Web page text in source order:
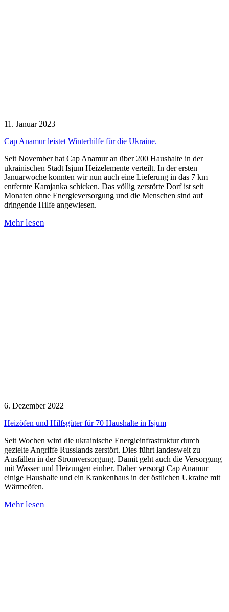
11. Januar 2023
Cap Anamur leistet Winterhilfe für die Ukraine.
Seit November hat Cap Anamur an über 200 Haushalte in der
ukrainischen Stadt Isjum Heizelemente verteilt. In der ersten
Januarwoche konnten wir nun auch eine Lieferung in das 7 km
entfernte Kamjanka schicken. Das völlig zerstörte Dorf ist seit
Monaten ohne Energieversorgung und die Menschen sind auf
dringende Hilfe angewiesen.
Mehr lesen
6. Dezember 2022
Heizöfen und Hilfsgüter für 70 Haushalte in Isjum
Seit Wochen wird die ukrainische Energieinfrastruktur durch
gezielte Angriffe Russlands zerstört. Dies führt landesweit zu
Ausfällen in der Stromversorgung. Damit geht auch die Versorgung
mit Wasser und Heizungen einher. Daher versorgt Cap Anamur
einige Haushalte und ein Krankenhaus in der östlichen Ukraine mit
Wärmeöfen.
Mehr lesen